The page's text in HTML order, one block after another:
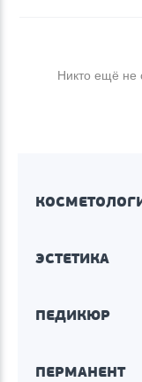
Никто ещё не
ЭСТЕТИКА
ПЕДИКЮР
ПЕРМАНЕНТ